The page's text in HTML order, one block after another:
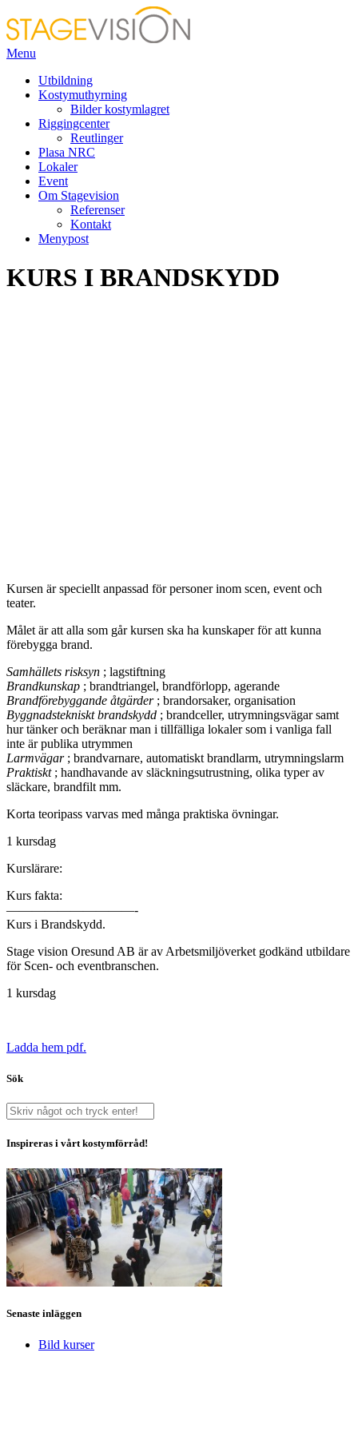
Menu
Utbildning
Kostymuthyrning
Bilder kostymlagret
Riggingcenter
Reutlinger
Plasa NRC
Lokaler
Event
Om Stagevision
Referenser
Kontakt
Menypost
KURS I BRANDSKYDD
Kursen är speciellt anpassad för personer inom scen, event och
teater.
Målet är att alla som går kursen ska ha kunskaper för att kunna
förebygga brand.
Samhällets risksyn ; lagstiftning
Brandkunskap ; brandtriangel, brandförlopp, agerande
Brandförebyggande åtgärder; brandorsaker, organisation
Byggnadstekniskt brandskydd ; brandceller, utrymningsvägar samt
hur tänker och beräknar man i tillfälliga lokaler som i vanliga fall
inte är publika utrymmen
Larmvägar; brandvarnare, automatiskt brandlarm, utrymningslarm
Praktiskt; handhavande av släckningsutrustning, olika typer av
släckare, brandfilt mm.
Korta teoripass varvas med många praktiska övningar.
1 kursdag
Kurslärare:
Kurs fakta:
——————————-
Kurs i Brandskydd.
Stage vision Oresund AB är av Arbetsmiljöverket godkänd utbildare
för Scen- och eventbranschen.
1 kursdag
Ladda hem pdf.
Sök
Inspireras i vårt kostymförråd!
Senaste inläggen
Bild kurser